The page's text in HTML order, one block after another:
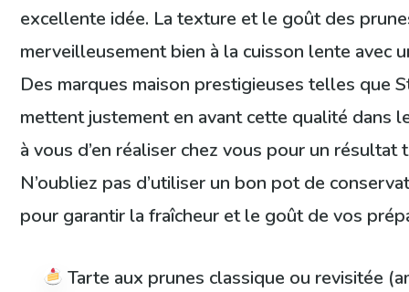
excellente idée. La texture et le goût des
merveilleusement bien à la cuisson lente avec
Des marques maison prestigieuses telles que
mettent justement en avant cette qualité dans
à vous d’en réaliser chez vous pour un résultat
N’oubliez pas d’utiliser un bon pot de
pour garantir la fraîcheur et le goût de vos
Tarte aux prunes classique ou revisitée